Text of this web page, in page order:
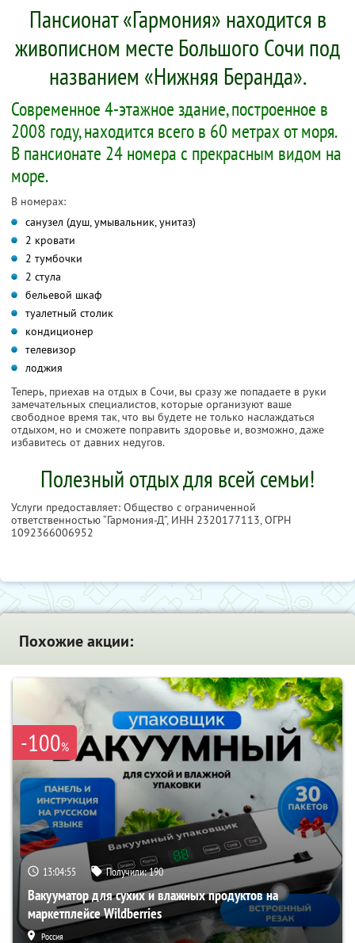
Пансионат «Гармония» находится в
живописном месте Большого Сочи под
названием «Нижняя Беранда».
Современное 4-этажное здание, построенное в
2008 году, находится всего в 60 метрах от моря.
В пансионате 24 номера с прекрасным видом на
море.
В номерах:
санузел (душ, умывальник, унитаз)
2 кровати
2 тумбочки
2 стула
бельевой шкаф
туалетный столик
кондиционер
телевизор
лоджия
Теперь, приехав на отдых в Сочи, вы сразу же попадаете в руки
замечательных специалистов, которые организуют ваше
свободное время так, что вы будете не только наслаждаться
отдыхом, но и сможете поправить здоровье и, возможно, даже
избавитесь от давних недугов.
Полезный отдых для всей семьи!
Услуги предоставляет: Общество с ограниченной
ответственностью “Гармония-Д”, ИНН 2320177113, ОГРН
1092366006952
Похожие акции:
-100%
13:04:54 Получили:190
Вакууматор для сухих и влажных продуктов на
маркетплейсе Wildberries
Россия